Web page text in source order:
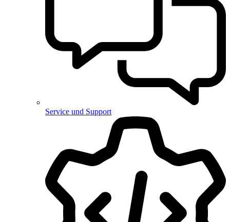
Service und Support